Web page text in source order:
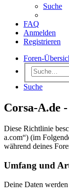
Suche
FAQ
Anmelden
Registrieren
Foren-
Suche
Corsa-A.de
Diese Richtlinie
a.com“) (im
während deines
Umfang und
Deine Daten